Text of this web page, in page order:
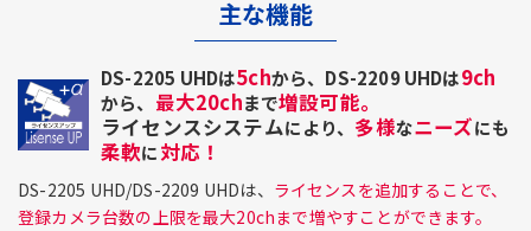
主な機能
DS-2205 UHDは5chから、DS-2209 UHDは9ch
から、 最大20chまで増設可能。
ライセンスシステムにより、 多様なニーズにも
柔軟に対応！
DS-2205 UHD/DS-2209 UHDは、 ライセンスを追加することで、
登録カメラ台数の上限を最大20chまで増やすことができます。